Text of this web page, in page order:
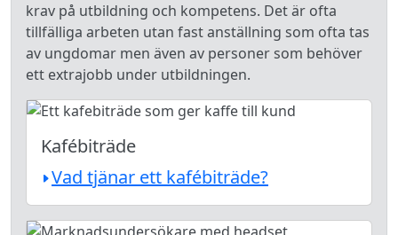
krav på utbildning och kompetens. Det är ofta
tillfälliga arbeten utan fast anställning som ofta tas
av ungdomar men även av personer som behöver
ett extrajobb under utbildningen.
Kafébiträde
Vad tjänar ett kafébiträde?